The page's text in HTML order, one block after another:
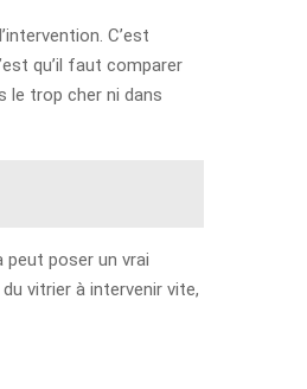
C’est
qu’il faut comparer
le trop cher ni dans
peut poser un vrai
vitrier à intervenir vite,